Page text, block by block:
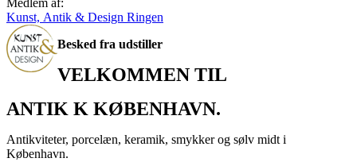
Medlem af:
Kunst, Antik & Design Ringen
Besked fra udstiller
VELKOMMEN TIL
ANTIK K KØBENHAVN.
Antikviteter, porcelæn, keramik, smykker og sølv midt i
København.